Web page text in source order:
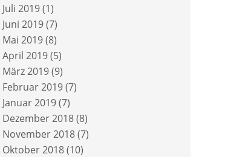
Juli 2019(1)
Juni 2019(7)
Mai 2019(8)
April 2019(5)
März 2019(9)
Februar 2019(7)
Januar 2019(7)
Dezember 2018(8)
November 2018(7)
Oktober 2018(10)